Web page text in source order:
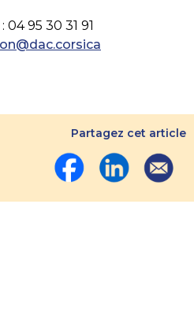
95 30 31 91
Partagez cet article